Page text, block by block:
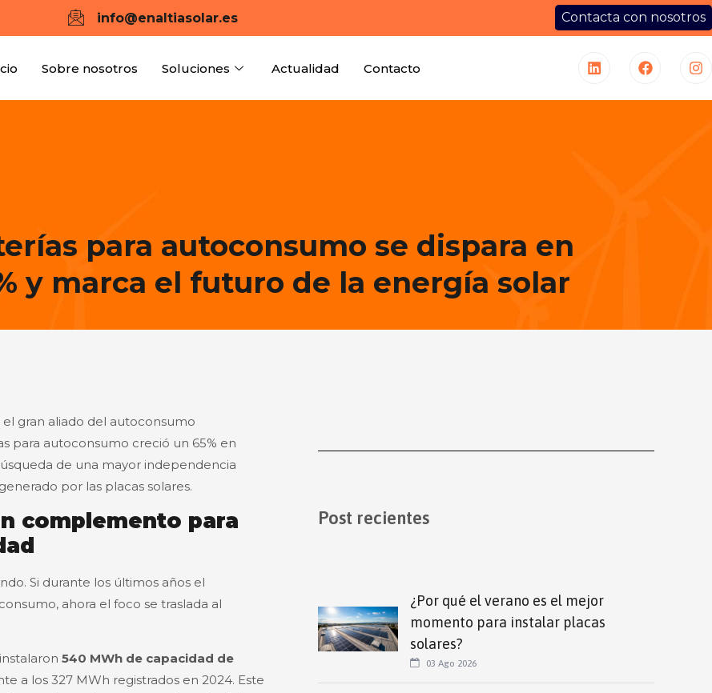
info@enaltiasolar.es Contacta con nosotros
Sobre nosotros Soluciones Actualidad Contacto
para autoconsumo se dispara en
y marca el futuro de la energía solar
gran aliado del autoconsumo
para autoconsumo creció un 65% en
de una mayor independencia
por las placas solares.
complemento para
Si durante los últimos años el
ahora el foco se traslada al
540 MWh de capacidad de
a los 327 MWh registrados en 2024. Este
Post recientes
¿Por qué el verano es el mejor
momento para instalar placas
solares?
03 Ago 2026